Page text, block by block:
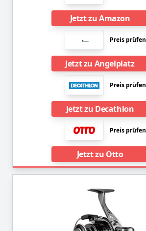
Jetzt zu Amazon
Preis prüfen
Jetzt zu Angelplatz
Preis prüfen
Jetzt zu Decathlon
Preis prüfen
Jetzt zu Otto